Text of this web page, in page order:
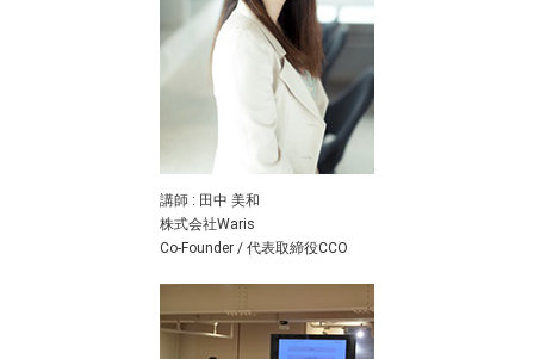
講師 : 田中 美和
株式会社Waris
Co-Founder / 代表取締役CCO